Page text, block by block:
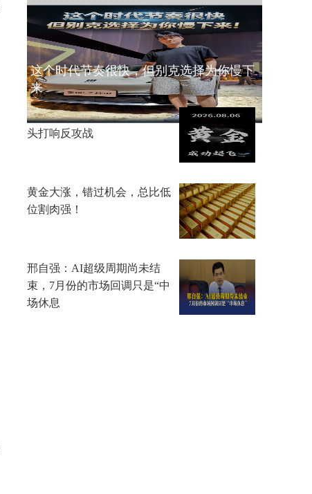
这个时代节奏很快，但别克选择为你慢下
来
李鸿彬：8.6黄金成功起飞，多
头打响反攻战
黄金大涨，错过机会，总比低
位割肉强！
邢自强：AI超级周期尚未结
束，7月份的市场回调只是“中
场休息